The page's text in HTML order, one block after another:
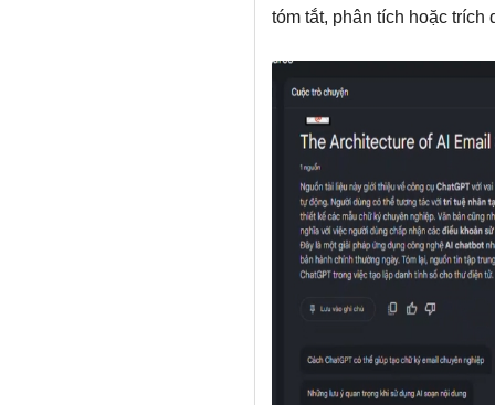
tóm tắt, phân tích hoặc trích